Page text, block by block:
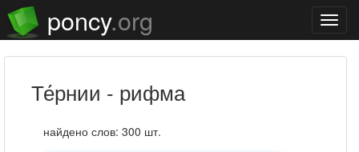
poncy.org
те́рнии - рифма
найдено слов: 300 шт.